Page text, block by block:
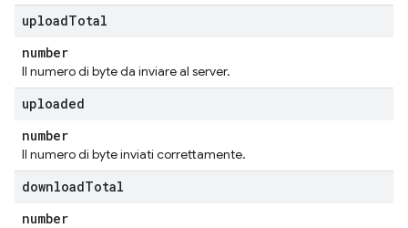
uploadTotal
number
Il numero di byte da inviare al server.
uploaded
number
Il numero di byte inviati correttamente.
downloadTotal
number